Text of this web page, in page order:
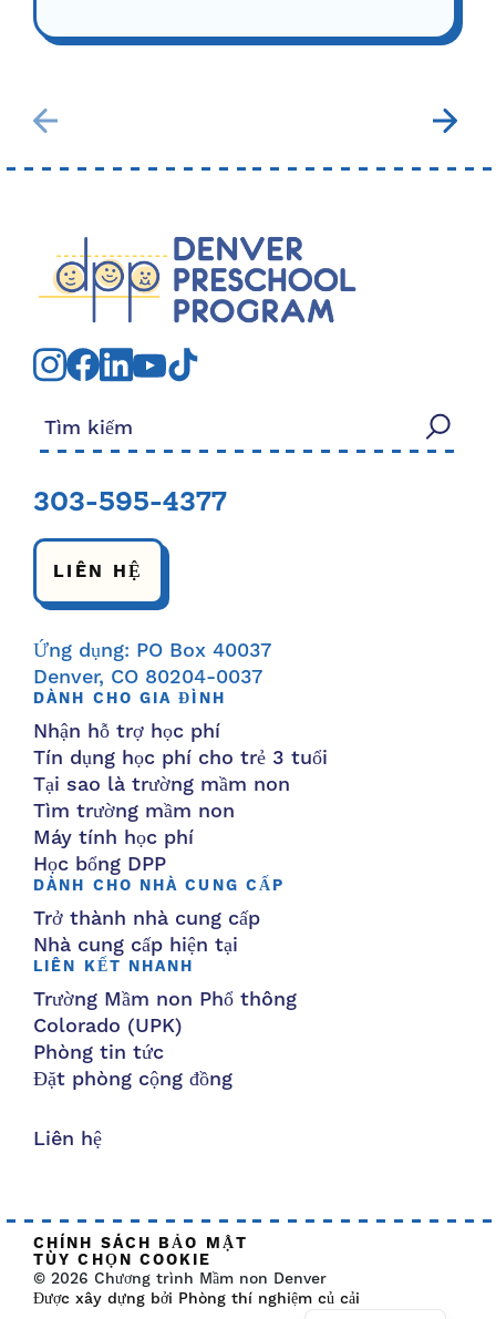
Tìm kiếm:
303-595-4377
LIÊN HỆ
Ứng dụng: PO Box 40037
Denver, CO 80204-0037
DÀNH CHO GIA ĐÌNH
Nhận hỗ trợ học phí
Tín dụng học phí cho trẻ 3 tuổi
Tại sao là trường mầm non
Tìm trường mầm non
Máy tính học phí
Học bổng DPP
DÀNH CHO NHÀ CUNG CẤP
Trở thành nhà cung cấp
Nhà cung cấp hiện tại
LIÊN KẾT NHANH
Trường Mầm non Phổ thông
Colorado (UPK)
Phòng tin tức
Đặt phòng cộng đồng
Liên hệ
CHÍNH SÁCH BẢO MẬT
TÙY CHỌN COOKIE
© 2026 Chương trình Mầm non Denver
Được xây dựng bởi Phòng thí nghiệm củ cải